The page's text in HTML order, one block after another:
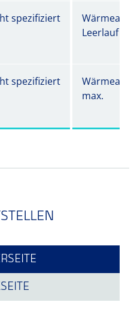
spezifiziert
Leerlauf
spezifiziert
max.